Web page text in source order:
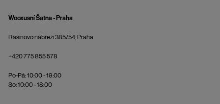
Wooxusní Šatna - Praha
Rašínovo nábřeží 385/54, Praha
+420 775 855 578
Po-Pá: 10:00 - 19:00
So: 10:00 - 18:00